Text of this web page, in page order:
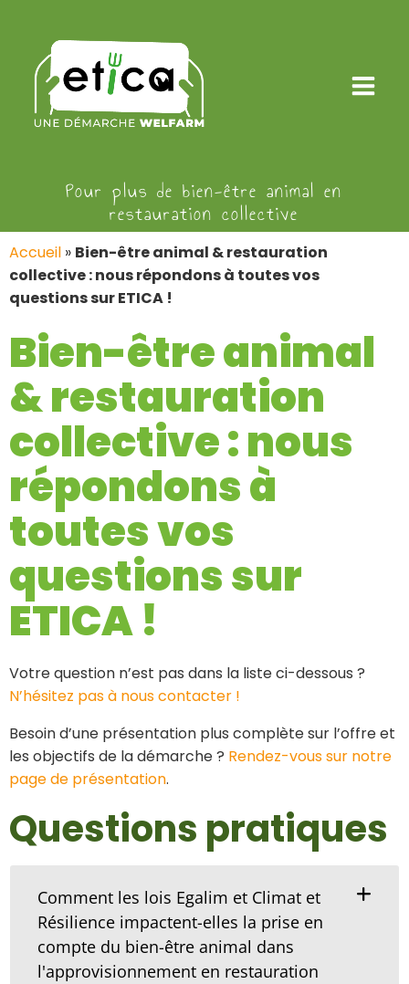
Pour plus de bien-être animal en
restauration collective
Accueil » Bien-être animal & restauration
collective : nous répondons à toutes vos
questions sur ETICA !
Bien-être animal
& restauration
collective : nous
répondons à
toutes vos
questions sur
ETICA !
Votre question n’est pas dans la liste ci-dessous ?
N’hésitez pas à nous contacter !
Besoin d’une présentation plus complète sur l’offre et
les objectifs de la démarche ? Rendez-vous sur notre
page de présentation.
Questions pratiques
Comment les lois Egalim et Climat et
Résilience impactent-elles la prise en
compte du bien-être animal dans
l'approvisionnement en restauration